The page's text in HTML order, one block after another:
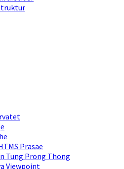
Prasae
Tung Prong Thong
Viewpoint